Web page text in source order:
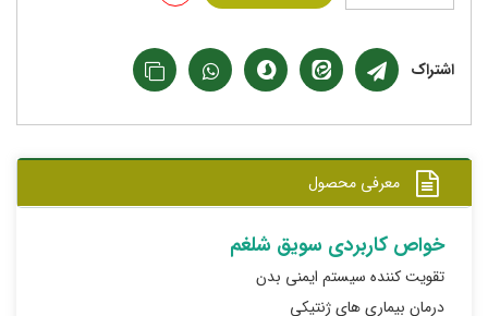
اشتراک
معرفی محصول
خواص کاربردی سویق شلغم
تقویت کننده سیستم ایمنی بدن
درمان بیماری های ژنتیکی